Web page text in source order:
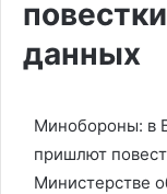
данных
Минобороны: в
пришлют
Министерстве